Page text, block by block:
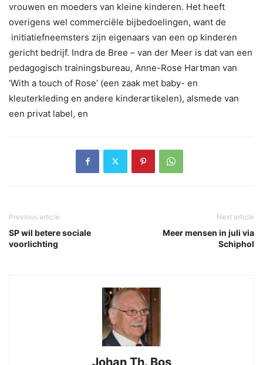
vrouwen en moeders van kleine kinderen. Het heeft
overigens wel commerciële bijbedoelingen, want de
initiatiefneemsters zijn eigenaars van een op kinderen
gericht bedrijf. Indra de Bree – van der Meer is dat van een
pedagogisch trainingsbureau, Anne-Rose Hartman van
‘With a touch of Rose’ (een zaak met baby- en
kleuterkleding en andere kinderartikelen), alsmede van
een privat label, en
Previous article
SP wil betere sociale
voorlichting
Next article
Meer mensen in juli via
Schiphol
Johan Th. Bos